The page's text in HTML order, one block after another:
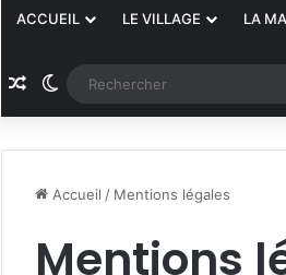
ACCUEIL LE VILLAGE LA
Article Aléatoire
Switch skin
Accueil / Mentions légales
Mentions